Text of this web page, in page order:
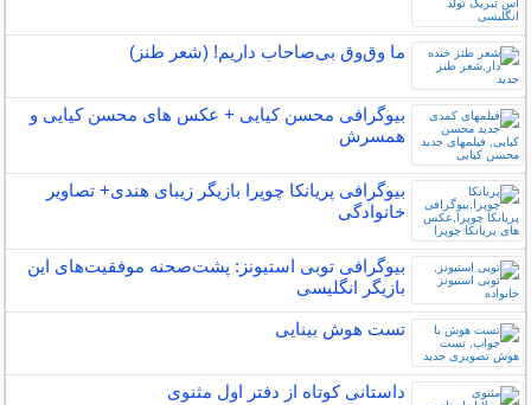
ما وق‌وق بی‌صاحاب داریم! (شعر طنز)
بیوگرافی محسن کیایی + عکس های محسن کیایی و
همسرش
بیوگرافی پریانکا چوپرا بازیگر زیبای هندی+ تصاویر
خانوادگی
بیوگرافی توبی استیونز: پشت‌صحنه موفقیت‌های این
بازیگر انگلیسی
تست هوش بینایی
داستانی کوتاه از دفتر اول مثنوی